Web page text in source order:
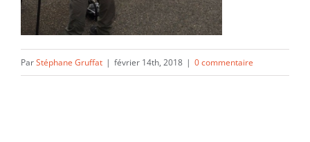
ParStéphane Gruffat | février 14th, 2018 | 0 commentaire